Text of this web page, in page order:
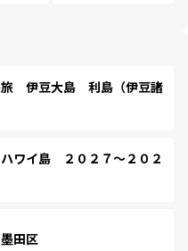
伊豆大島 利島（伊豆諸
ワイ島 ２０２７～２０２
田区